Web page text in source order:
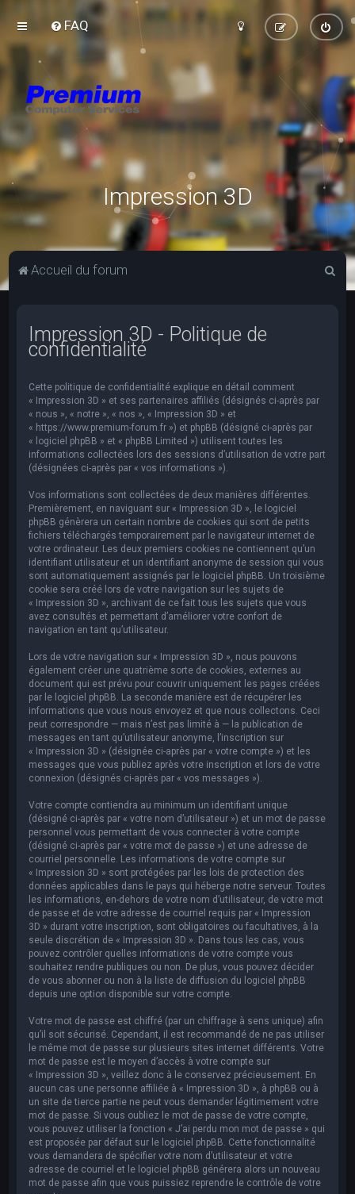
FAQ
Impression 3D
Accueil du forum
Impression 3D - Politique de
confidentialité
Cette politique de confidentialité explique en détail comment
« Impression 3D » et ses partenaires affiliés (désignés ci-après par
« nous », « notre », « nos », « Impression 3D » et
« https://www.premium-forum.fr ») et phpBB (désigné ci-après par
« logiciel phpBB » et « phpBB Limited ») utilisent toutes les
informations collectées lors des sessions d’utilisation de votre part
(désignées ci-après par « vos informations »).
Vos informations sont collectées de deux manières différentes.
Premièrement, en naviguant sur « Impression 3D », le logiciel
phpBB génèrera un certain nombre de cookies qui sont de petits
fichiers téléchargés temporairement par le navigateur internet de
votre ordinateur. Les deux premiers cookies ne contiennent qu’un
identifiant utilisateur et un identifiant anonyme de session qui vous
sont automatiquement assignés par le logiciel phpBB. Un troisième
cookie sera créé lors de votre navigation sur les sujets de
« Impression 3D », archivant de ce fait tous les sujets que vous
avez consultés et permettant d’améliorer votre confort de
navigation en tant qu’utilisateur.
Lors de votre navigation sur « Impression 3D », nous pouvons
également créer une quatrième sorte de cookies, externes au
document qui est prévu pour couvrir uniquement les pages créées
par le logiciel phpBB. La seconde manière est de récupérer les
informations que vous nous envoyez et que nous collectons. Ceci
peut correspondre — mais n’est pas limité à — la publication de
messages en tant qu’utilisateur anonyme, l’inscription sur
« Impression 3D » (désignée ci-après par « votre compte ») et les
messages que vous publiez après votre inscription et lors de votre
connexion (désignés ci-après par « vos messages »).
Votre compte contiendra au minimum un identifiant unique
(désigné ci-après par « votre nom d’utilisateur ») et un mot de passe
personnel vous permettant de vous connecter à votre compte
(désigné ci-après par « votre mot de passe ») et une adresse de
courriel personnelle. Les informations de votre compte sur
« Impression 3D » sont protégées par les lois de protection des
données applicables dans le pays qui héberge notre serveur. Toutes
les informations, en-dehors de votre nom d’utilisateur, de votre mot
de passe et de votre adresse de courriel requis par « Impression
3D » durant votre inscription, sont obligatoires ou facultatives, à la
seule discrétion de « Impression 3D ». Dans tous les cas, vous
pouvez contrôler quelles informations de votre compte vous
souhaitez rendre publiques ou non. De plus, vous pouvez décider
de vous abonner ou non à la liste de diffusion du logiciel phpBB
depuis une option disponible sur votre compte.
Votre mot de passe est chiffré (par un chiffrage à sens unique) afin
qu’il soit sécurisé. Cependant, il est recommandé de ne pas utiliser
le même mot de passe sur plusieurs sites internet différents. Votre
mot de passe est le moyen d’accès à votre compte sur
« Impression 3D », veillez donc à le conservez précieusement. En
aucun cas une personne affiliée à « Impression 3D », à phpBB ou à
un site de tierce partie ne peut vous demander légitimement votre
mot de passe. Si vous oubliez le mot de passe de votre compte,
vous pouvez utiliser la fonction « J’ai perdu mon mot de passe » qui
est proposée par défaut sur le logiciel phpBB. Cette fonctionnalité
vous demandera de spécifier votre nom d’utilisateur et votre
adresse de courriel et le logiciel phpBB générera alors un nouveau
mot de passe afin que vous puissiez reprendre le contrôle de votre